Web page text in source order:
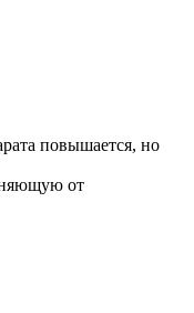
повышается, но
от